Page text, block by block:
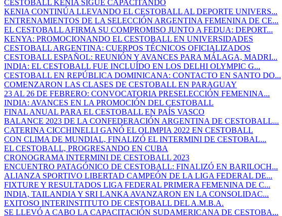
CESTOBALL KENIA SIGUE CAPACITANDO
KENIA CONTINÚA LLEVANDO EL CESTOBALL AL DEPORTE UNIVERS...
ENTRENAMIENTOS DE LA SELECCIÓN ARGENTINA FEMENINA DE CE...
EL CESTOBALL AFIRMA SU COMPROMISO JUNTO A FEDUA: DEPORT...
KENYA: PROMOCIONANDO EL CESTOBALL EN UNIVERSIDADES
CESTOBALL ARGENTINA: CUERPOS TÉCNICOS OFICIALIZADOS
CESTOBALL ESPAÑOL: REUNIÓN Y AVANCES PARA MÁLAGA, MADRI...
INDIA: EL CESTOBALL FUE INCLUÍDO EN LOS DELHI OLYMPIC G...
CESTOBALL EN REPÚBLICA DOMINICANA: CONTACTO EN SANTO DO...
COMENZARON LAS CLASES DE CESTOBALL EN PARAGUAY
23 AL 26 DE FEBRERO: CONVOCATORIA PRESELECCIÓN FEMENINA...
INDIA: AVANCES EN LA PROMOCIÓN DEL CESTOBALL
FINAL ANUAL PARA EL CESTOBALL EN PAÍS VASCO
BALANCE 2023 DE LA CONFEDERACIÓN ARGENTINA DE CESTOBALL...
CATERINA CICCHINELLI GANÓ EL OLIMPIA 2022 EN CESTOBALL
CON CLIMA DE MUNDIAL, FINALIZÓ EL INTERMINI DE CESTOBAL...
EL CESTOBALL, PROGRESANDO EN CUBA
CRONOGRAMA INTERMINI DE CESTOBALL 2023
ENCUENTRO PATAGÓNICO DE CESTOBALL: FINALIZÓ EN BARILOCH...
ALIANZA SPORTIVO LIBERTAD CAMPEÓN DE LA LIGA FEDERAL DE...
FIXTURE Y RESULTADOS LIGA FEDERAL PRIMERA FEMENINA DE C...
INDIA, TAILANDIA Y SRI LANKA AVANZARON EN LA CONSOLIDAC...
EXITOSO INTERINSTITUTO DE CESTOBALL DEL A.M.B.A.
SE LLEVÓ A CABO LA CAPACITACIÓN SUDAMERICANA DE CESTOBA...